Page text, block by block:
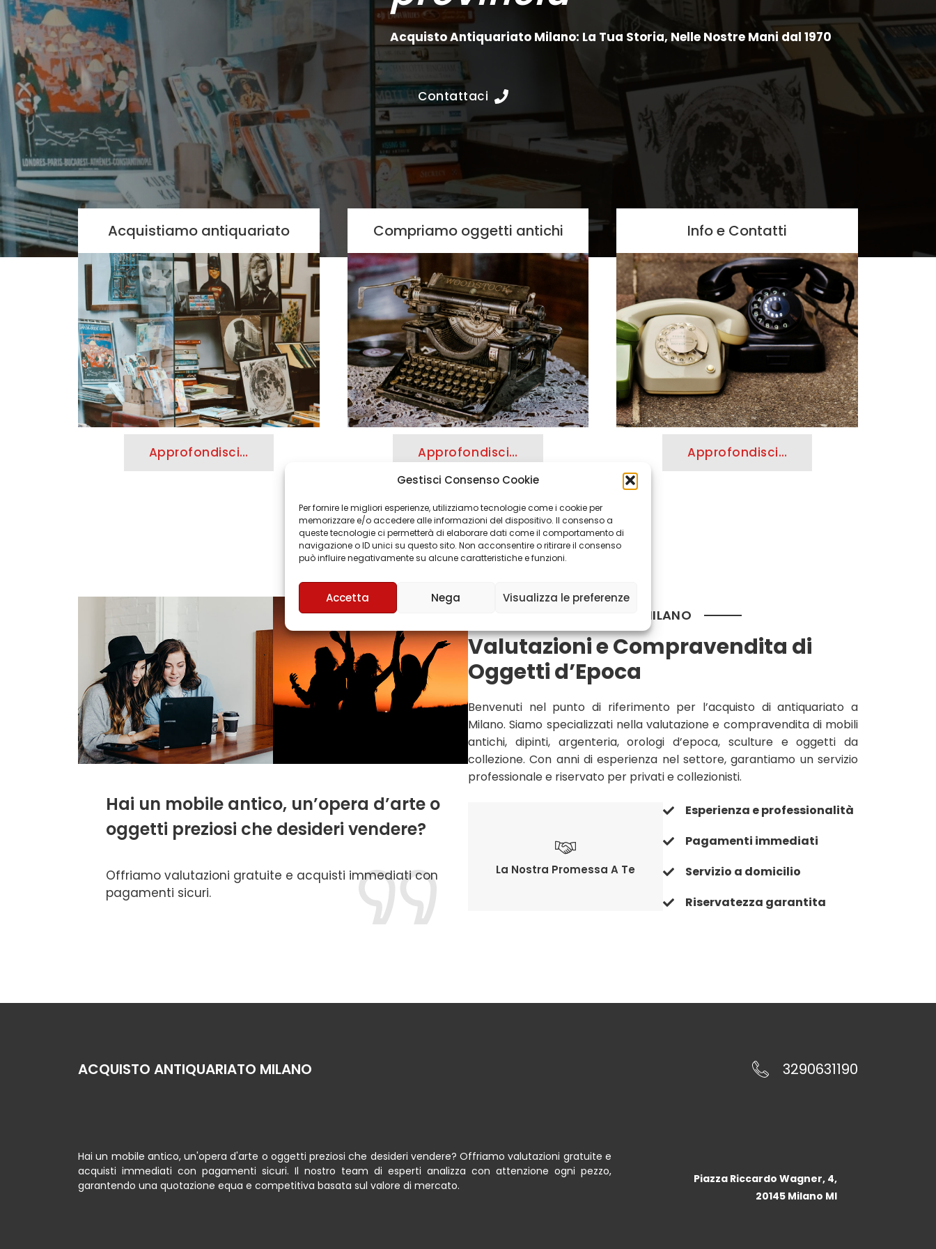
Gestisci Consenso Cookie
Per fornire le migliori esperienze, utilizziamo tecnologie come i cookie per
memorizzare e/o accedere alle informazioni del dispositivo. Il consenso a
queste tecnologie ci permetterà di elaborare dati come il comportamento di
navigazione o ID unici su questo sito. Non acconsentire o ritirare il consenso
può influire negativamente su alcune caratteristiche e funzioni.
Accetta Nega Visualizza le preferenze
Acquisto Antiquariato Milano: La Tua Storia, Nelle Nostre Mani dal 1970
Contattaci
Acquistiamo antiquariato
Approfondisci…
Compriamo oggetti antichi
Approfondisci…
Info e Contatti
Approfondisci…
Hai un mobile antico, un’opera d’arte o
oggetti preziosi che desideri vendere?
Offriamo valutazioni gratuite e acquisti immediati con
pagamenti sicuri.
ACQUISTO ANTIQUARIATO MILANO
Valutazioni e Compravendita di
Oggetti d’Epoca
Benvenuti nel punto di riferimento per l’acquisto di antiquariato a
Milano. Siamo specializzati nella valutazione e compravendita di mobili
antichi, dipinti, argenteria, orologi d’epoca, sculture e oggetti da
collezione. Con anni di esperienza nel settore, garantiamo un servizio
professionale e riservato per privati e collezionisti.
La Nostra Promessa A Te
Esperienza e professionalità
Pagamenti immediati
Servizio a domicilio
Riservatezza garantita
ACQUISTO ANTIQUARIATO MILANO 3290631190
Hai un mobile antico, un'opera d'arte o oggetti preziosi che desideri vendere? Offriamo valutazioni gratuite e
acquisti immediati con pagamenti sicuri. Il nostro team di esperti analizza con attenzione ogni pezzo,
garantendo una quotazione equa e competitiva basata sul valore di mercato.
Piazza Riccardo Wagner, 4,
20145 Milano MI